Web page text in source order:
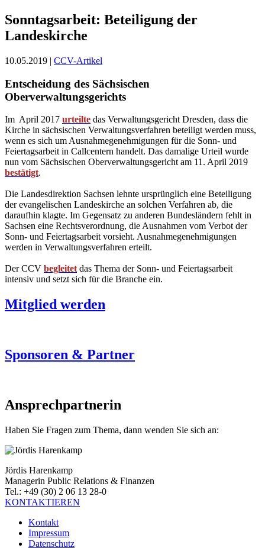
Sonntagsarbeit: Beteiligung der
Landeskirche
10.05.2019 | CCV-Artikel
Entscheidung des Sächsischen
Oberverwaltungsgerichts
Im April 2017 urteilte das Verwaltungsgericht Dresden, dass die
Kirche in sächsischen Verwaltungsverfahren beteiligt werden muss,
wenn es sich um Ausnahmegenehmigungen für die Sonn- und
Feiertagsarbeit in Callcentern handelt. Das damalige Urteil wurde
nun vom Sächsischen Oberverwaltungsgericht am 11. April 2019
bestätigt.
Die Landesdirektion Sachsen lehnte ursprünglich eine Beteiligung
der evangelischen Landeskirche an solchen Verfahren ab, die
daraufhin klagte. Im Gegensatz zu anderen Bundesländern fehlt in
Sachsen eine Rechtsverordnung, die Ausnahmen vom Verbot der
Sonn- und Feiertagsarbeit vorsieht. Ausnahmegenehmigungen
werden in Verwaltungsverfahren erteilt.
Der CCV begleitet das Thema der Sonn- und Feiertagsarbeit
intensiv und setzt sich für die Branche ein.
Mitglied werden
Sponsoren & Partner
Ansprechpartnerin
Haben Sie Fragen zum Thema, dann wenden Sie sich an:
Jördis Harenkamp
Managerin Public Relations & Finanzen
Tel.: +49 (30) 2 06 13 28-0
KONTAKTIEREN
Kontakt
Impressum
Datenschutz